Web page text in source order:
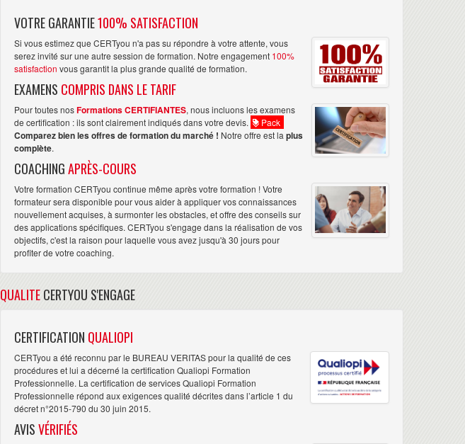
VOTRE GARANTIE100% SATISFACTION
Si vous estimez que CERTyou n'a pas su répondre à votre attente, vous
serez invité sur une autre session de formation. Notre engagement 100%
satisfaction vous garantit la plus grande qualité de formation.
EXAMENS COMPRIS DANS LE TARIF
Pour toutes nosFormations CERTIFIANTES, nous incluons les examens
de certification : ils sont clairement indiqués dans votre devis.
Pack
Comparez bien les offres de formation du marché ! Notre offre est la plus
complète.
COACHINGAPRÈS-COURS
Votre formation CERTyou continue même après votre formation ! Votre
formateur sera disponible pour vous aider à appliquer vos connaissances
nouvellement acquises, à surmonter les obstacles, et offre des conseils sur
des applications spécifiques. CERTyou s'engage dans la réalisation de vos
objectifs, c'est la raison pour laquelle vous avez jusqu'à 30 jours pour
profiter de votre coaching.
QUALITECERTYOU S'ENGAGE
CERTIFICATION QUALIOPI
CERTyou a été reconnu par le BUREAU VERITAS pour la qualité de ces
procédures et lui a décerné la certification Qualiopi Formation
Professionnelle. La certification de services Qualiopi Formation
Professionnelle répond aux exigences qualité décrites dans l’article 1 du
décret n°2015-790 du 30 juin 2015.
AVISVÉRIFIÉS